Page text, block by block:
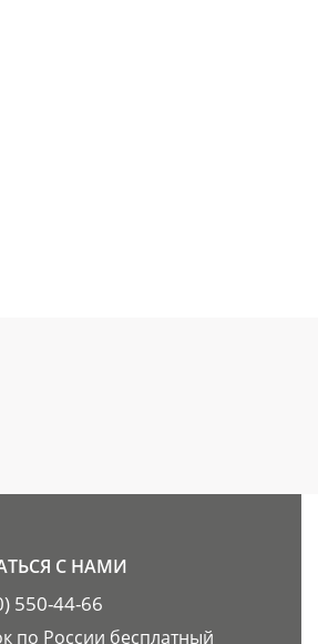
С НАМИ
550-44-66
по России бесплатный